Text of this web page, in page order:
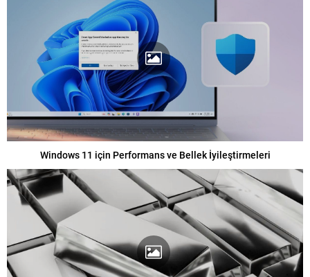
Windows 11 için Performans ve Bellek İyileştirmeleri